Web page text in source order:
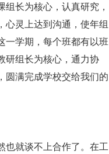
长为核心，认真研究，
心灵上达到沟通，使年组
一学期，每个班都有以班
研组长为核心，通力协
圆满完成学校交给我们的
也就谈不上合作了。在工